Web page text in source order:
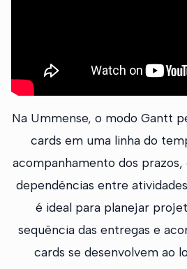
Na Ummense, o modo Gantt
cards em uma linha do
acompanhamento dos prazos,
dependências entre
é ideal para planejar
sequência das entregas e
cards se desenvolvem ao